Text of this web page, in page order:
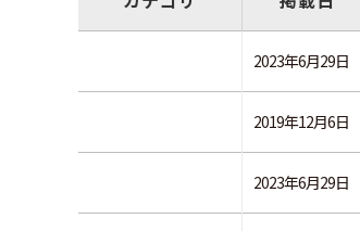
2023年6月29日
2019年12月6日
2023年6月29日